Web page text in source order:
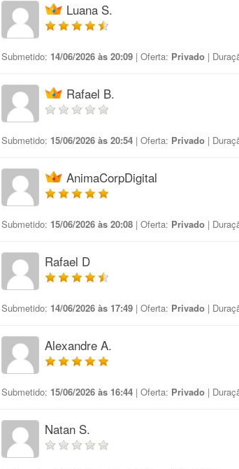
Luana S.
Submetido: 14/06/2026 às 20:09 | Oferta: Privado |
Rafael B.
Submetido: 15/06/2026 às 20:54 | Oferta: Privado |
AnimaCorpDigital
Submetido: 15/06/2026 às 20:08 | Oferta: Privado |
Rafael D
Submetido: 14/06/2026 às 17:49 | Oferta: Privado |
Alexandre A.
Submetido: 15/06/2026 às 16:44 | Oferta: Privado |
Natan S.